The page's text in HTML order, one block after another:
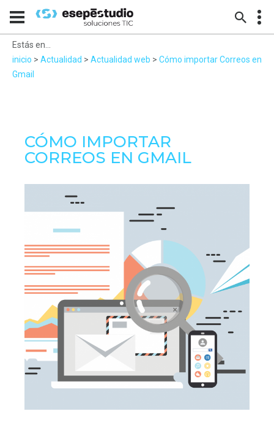
Estás en...
inicio > Actualidad > Actualidad web > Cómo importar Correos en
Gmail
CÓMO IMPORTAR
CORREOS EN GMAIL